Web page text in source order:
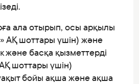
ала отырып, осы арқылы
АҚ шоттары үшін) және
және басқа қызметтерді
шоттары үшін)
бойы ақша және ақша